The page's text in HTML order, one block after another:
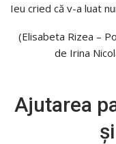
Ieu cried că v-a luat
(Elisabeta Rizea –
de Irina
Ajutarea